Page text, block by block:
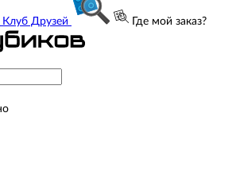
Клуб Друзей Где мой заказ?